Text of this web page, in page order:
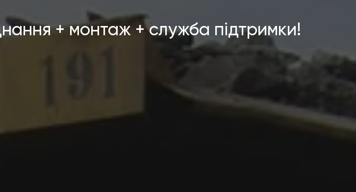
+ монтаж + служба підтримки!